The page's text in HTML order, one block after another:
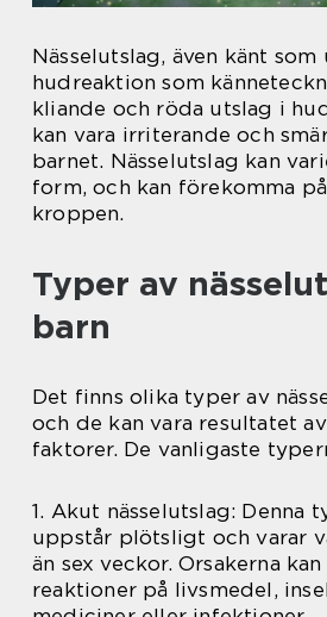
Nässelutslag, även känt som
hudreaktion som
kliande och röda utslag i
kan vara irriterande och
barnet. Nässelutslag kan
form, och kan förekomma
kroppen.
Typer av
barn
Det finns olika typer av
och de kan vara resultatet
faktorer. De vanligaste
1. Akut nässelutslag: Denna
uppstår plötsligt och varar
än sex veckor. Orsakerna
reaktioner på livsmedel,